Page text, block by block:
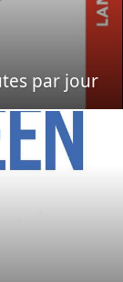
par jour